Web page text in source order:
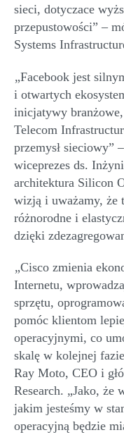
sieci, dotyczace
przepustowości” –
Systems
„Facebook jest
i otwartych
inicjatywy
Telecom
przemysł sieciowy”
wiceprezes ds.
architektura Silicon
wizją i uważamy, że
różnorodne i
dzięki
Cisco zmienia
Internetu,
sprzętu
pomóc klientom
operacyjnymi
co
skalę w kolejnej
Ray Moto , CEO i
Research.
Jako, że
jakim jesteśmy w
operacyjną będzie